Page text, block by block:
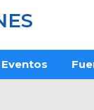
Eventos